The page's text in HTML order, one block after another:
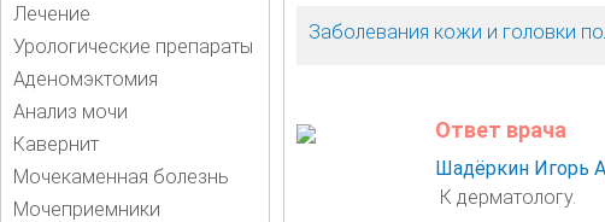
Лечение
Урологические препараты
Аденомэктомия
Анализ мочи
Кавернит
Мочекаменная болезнь
Мочеприемники
Заболевания кожи и головки
Ответ врача
Шадёркин Игорь
К дерматологу.